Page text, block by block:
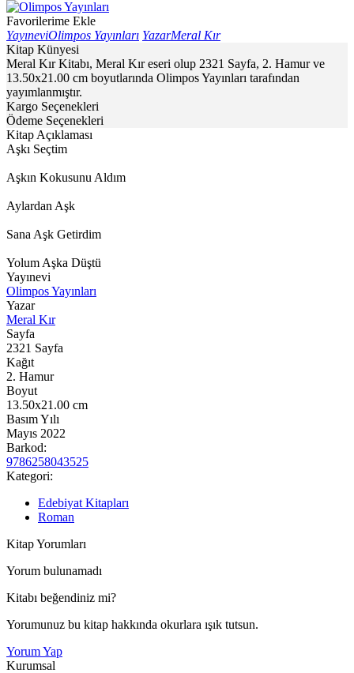
Favorilerime Ekle
YayıneviOlimpos Yayınları YazarMeral Kır
Kitap Künyesi
Meral Kır Kitabı, Meral Kır eseri olup 2321 Sayfa, 2. Hamur ve
13.50x21.00 cm boyutlarında Olimpos Yayınları tarafından
yayımlanmıştır.
Kargo Seçenekleri
Ödeme Seçenekleri
Kitap Açıklaması
Aşkı Seçtim
Aşkın Kokusunu Aldım
Aylardan Aşk
Sana Aşk Getirdim
Yolum Aşka Düştü
Yayınevi
Olimpos Yayınları
Yazar
Meral Kır
Sayfa
2321 Sayfa
Kağıt
2. Hamur
Boyut
13.50x21.00 cm
Basım Yılı
Mayıs 2022
Barkod:
9786258043525
Kategori:
Edebiyat Kitapları
Roman
Kitap Yorumları
Yorum bulunamadı
Kitabı beğendiniz mi?
Yorumunuz bu kitap hakkında okurlara ışık tutsun.
Yorum Yap
Kurumsal